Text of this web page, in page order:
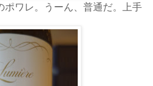
ポワレ。うーん、普通だ。上手